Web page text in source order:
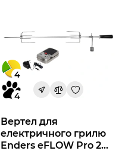
4
4
Вертел для
електричного грилю
Enders eFLOW Pro 2